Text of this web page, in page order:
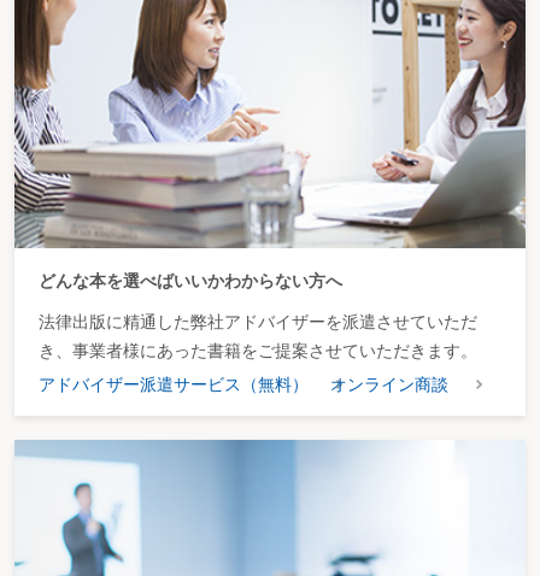
第２ 相 続
〔40〕 相続した土地に抵当権が設定されており、抵当権者が休眠会社や休眠
状態の株式会社であった場合、どのような点に留意すべきか？
〔41〕 休眠会社の株式が相続財産に含まれる場合、どのような点に留意すべ
きか？
第３ 休眠会社からの債権の取立て・休眠会社に対する訴訟等
〔42〕 休眠会社から売掛金や貸付金を回収することは可能か？
〔43〕 休眠会社に対して訴訟を提起する場合、どのような手続が必要か？
〔44〕 休眠会社及び休眠状態にある株式会社について、債権者として、破産
申立てや解散を命ずる裁判を求めることはできるか？
第４章 各種法人の休眠・解散をめぐる実務
第１ 持分会社（合名会社、合資会社、合同会社）の休眠・解散をめぐる実務
のような手続が必要か？
〔46〕 休眠状態の持分会社（合名会社、合資会社、合同会社）を解散する場
〔47〕 一般社団法人又は一般財団法人を休眠させるためにはどのような手続
が必要か？
〔48〕 休眠状態の一般社団法人及び一般財団法人を解散する場合、どのよう
な手続が必要か？
どんな本を選べばいいかわからない方へ
法律出版に精通した弊社アドバイザーを派遣させていただ
き、事業者様にあった書籍をご提案させていただきます。
アドバイザー派遣サービス（無料）
オンライン商談